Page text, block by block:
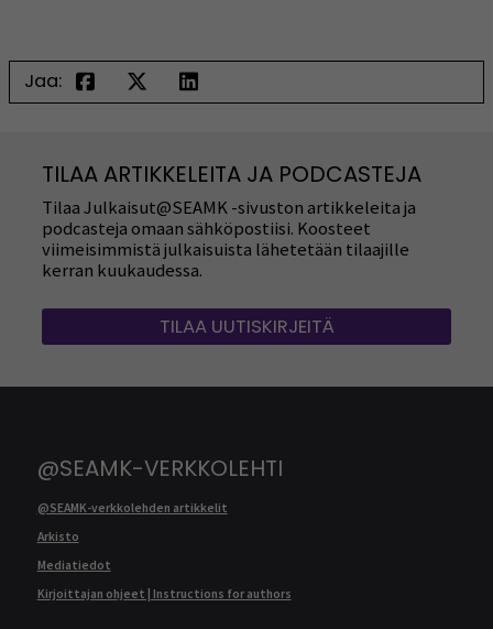
Jaa:
TILAA ARTIKKELEITA JA PODCASTEJA
Tilaa Julkaisut@SEAMK -sivuston artikkeleita ja
podcasteja omaan sähköpostiisi. Koosteet
viimeisimmistä julkaisuista lähetetään tilaajille
kerran kuukaudessa.
TILAA UUTISKIRJEITÄ
@SEAMK-VERKKOLEHTI
@SEAMK-verkkolehden artikkelit
Arkisto
Mediatiedot
Kirjoittajan ohjeet | Instructions for authors